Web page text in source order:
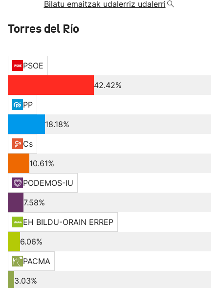
Bilatu emaitzak udalerriz udalerri
Torres del Río
PSOE
42.42%
PP
18.18%
Cs
10.61%
PODEMOS-IU
7.58%
EH BILDU-ORAIN ERREP
6.06%
PACMA
3.03%